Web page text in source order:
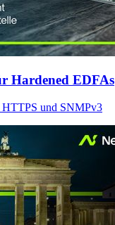
Hardened EDFAs
und SNMPv3